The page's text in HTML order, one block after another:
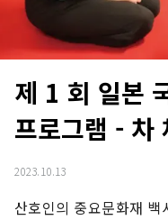
제 1 회 일본
프로그램 - 차
2023.10.13
산호인의 중요문화재